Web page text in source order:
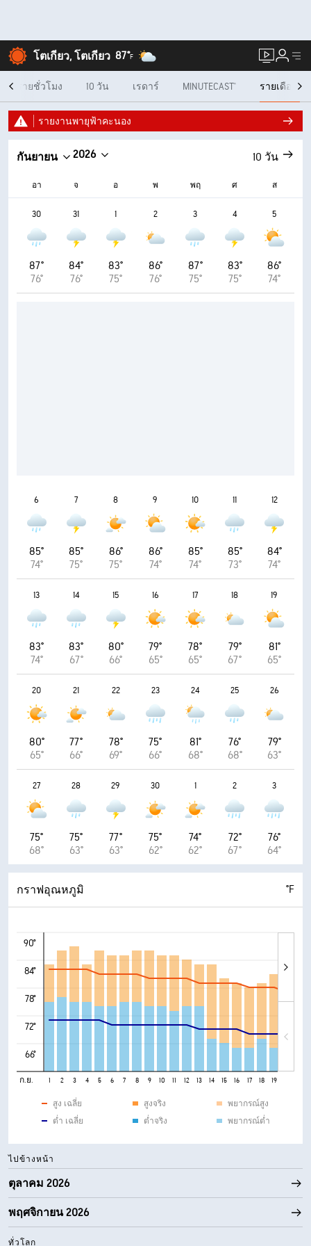
โตเกียว, โตเกียว 87°F
รายชั่วโมง 10 วัน เรดาร์ MINUTECAST® รายเดือน
รายงานพายุฟ้าคะนอง
กันยายน 2026 10 วัน
อา จ อ พ พฤ ศ ส
30
87°
76°
31
84°
76°
1
83°
75°
2
86°
76°
3
87°
75°
4
83°
75°
5
86°
74°
6
85°
74°
7
85°
75°
8
86°
75°
9
86°
74°
10
85°
74°
11
85°
73°
12
84°
74°
13
83°
74°
14
83°
67°
15
80°
66°
16
79°
65°
17
78°
65°
18
79°
67°
19
81°
65°
20
80°
65°
21
77°
66°
22
78°
69°
23
75°
66°
24
81°
68°
25
76°
68°
26
79°
63°
27
75°
68°
28
75°
63°
29
77°
63°
30
75°
62°
1
74°
62°
2
72°
67°
3
76°
64°
กราฟอุณหภูมิ °F
90°
84°
78°
72°
66°
ก.ย. 1 2 3 4 5 6 7 8 9 10 11 12 13 14 15 16 17 18 19
สูง เฉลี่ย
ต่ำ เฉลี่ย
สูงจริง
ต่ำจริง
พยากรณ์สูง
พยากรณ์ต่ำ
ไปข้างหน้า
ตุลาคม 2026
พฤศจิกายน 2026
ทั่วโลก